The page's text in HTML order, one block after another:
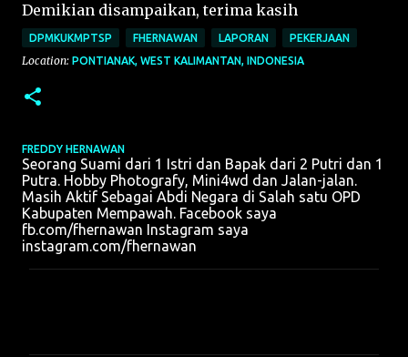
Demikian disampaikan, terima kasih
DPMKUKMPTSP FHERNAWAN LAPORAN PEKERJAAN
Location: PONTIANAK, WEST KALIMANTAN, INDONESIA
FREDDY HERNAWAN
Seorang Suami dari 1 Istri dan Bapak dari 2 Putri dan 1
Putra. Hobby Photografy, Mini4wd dan Jalan-jalan.
Masih Aktif Sebagai Abdi Negara di Salah satu OPD
Kabupaten Mempawah. Facebook saya
fb.com/fhernawan Instagram saya
instagram.com/fhernawan